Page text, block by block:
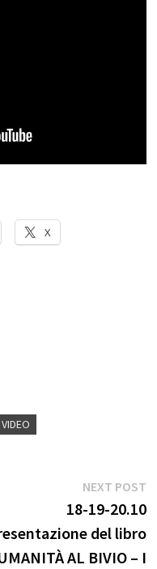
X
VIDEO
NEXT POST
18-19-20.10
del libro
AL BIVIO – I